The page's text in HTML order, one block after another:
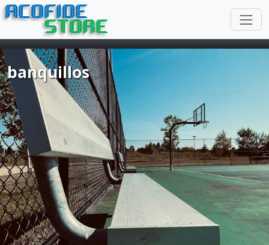
ACOFIDE
STORE
banquillos